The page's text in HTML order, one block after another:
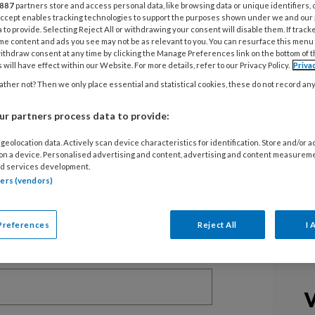
lezen?
lees 2 artikelen gratis per maand
abonnement?Log dan in
887 partners store and access personal data, like browsing data or unique identifiers,
enables tracking technologies to support the purposes shown under we and
to provide. Selecting Reject All or withdrawing your consent will disable them. If
content and ads you see may not be as relevant to you. You can resurface this
consent at any time by clicking the Manage Preferences link on the bottom of
will have effect within our Website. For more details, refer to our Privacy Policy.
not? Then we only place essential and statistical cookies, these do not record
partners process data to provide:
data. Actively scan device characteristics for identification. Store and/or
a device. Personalised advertising and content, advertising and content
services development.
(vendors)
Reject All I